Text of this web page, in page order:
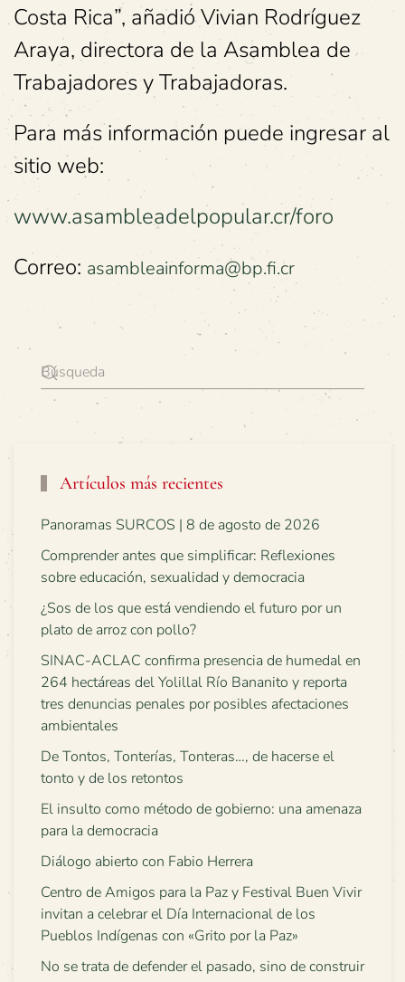
Costa Rica”, añadió Vivian Rodríguez
Araya, directora de la Asamblea de
Trabajadores y Trabajadoras.
Para más información puede ingresar al
sitio web:
www.asambleadelpopular.cr/foro
Correo: asambleainforma@bp.fi.cr
Artículos más recientes
Panoramas SURCOS | 8 de agosto de 2026
Comprender antes que simplificar: Reflexiones
sobre educación, sexualidad y democracia
¿Sos de los que está vendiendo el futuro por un
plato de arroz con pollo?
SINAC-ACLAC confirma presencia de humedal en
264 hectáreas del Yolillal Río Bananito y reporta
tres denuncias penales por posibles afectaciones
ambientales
De Tontos, Tonterías, Tonteras…, de hacerse el
tonto y de los retontos
El insulto como método de gobierno: una amenaza
para la democracia
Diálogo abierto con Fabio Herrera
Centro de Amigos para la Paz y Festival Buen Vivir
invitan a celebrar el Día Internacional de los
Pueblos Indígenas con «Grito por la Paz»
No se trata de defender el pasado, sino de construir